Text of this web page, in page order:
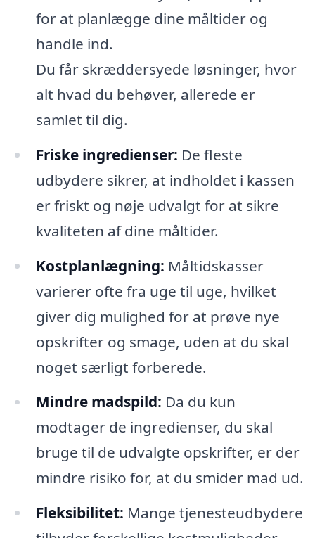
for at planlægge dine måltider og
handle ind.
Du får skræddersyede løsninger, hvor
alt hvad du behøver, allerede er
samlet til dig.
Friske ingredienser: De fleste
udbydere sikrer, at indholdet i kassen
er friskt og nøje udvalgt for at sikre
kvaliteten af dine måltider.
Kostplanlægning: Måltidskasser
varierer ofte fra uge til uge, hvilket
giver dig mulighed for at prøve nye
opskrifter og smage, uden at du skal
noget særligt forberede.
Mindre madspild: Da du kun
modtager de ingredienser, du skal
bruge til de udvalgte opskrifter, er der
mindre risiko for, at du smider mad ud.
Fleksibilitet: Mange tjenesteudbydere